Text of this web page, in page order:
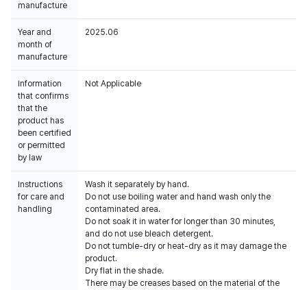
manufacture
Year and
month of
manufacture
2025.06
Information
that confirms
that the
product has
been certified
or permitted
by law
Not Applicable
Instructions
for care and
handling
Wash it separately by hand.
Do not use boiling water and hand wash only the
contaminated area.
Do not soak it in water for longer than 30 minutes,
and do not use bleach detergent.
Do not tumble-dry or heat-dry as it may damage the
product.
Dry flat in the shade.
There may be creases based on the material of the